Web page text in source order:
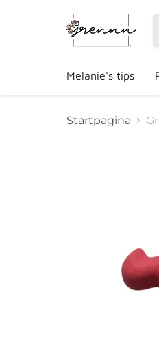
Melanie's tips
Startpagina